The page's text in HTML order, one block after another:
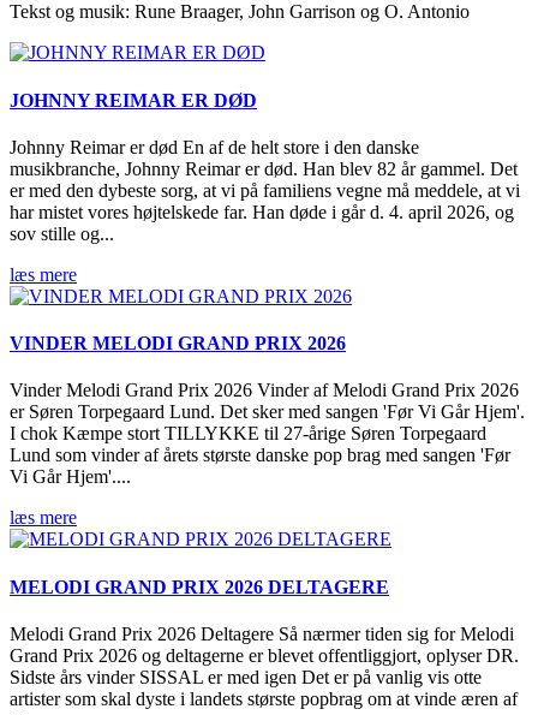
Tekst og musik: Rune Braager, John Garrison og O. Antonio
JOHNNY REIMAR ER DØD
Johnny Reimar er død En af de helt store i den danske
musikbranche, Johnny Reimar er død. Han blev 82 år gammel. Det
er med den dybeste sorg, at vi på familiens vegne må meddele, at vi
har mistet vores højtelskede far. Han døde i går d. 4. april 2026, og
sov stille og...
læs mere
VINDER MELODI GRAND PRIX 2026
Vinder Melodi Grand Prix 2026 Vinder af Melodi Grand Prix 2026
er Søren Torpegaard Lund. Det sker med sangen 'Før Vi Går Hjem'.
I chok Kæmpe stort TILLYKKE til 27-årige Søren Torpegaard
Lund som vinder af årets største danske pop brag med sangen 'Før
Vi Går Hjem'....
læs mere
MELODI GRAND PRIX 2026 DELTAGERE
Melodi Grand Prix 2026 Deltagere Så nærmer tiden sig for Melodi
Grand Prix 2026 og deltagerne er blevet offentliggjort, oplyser DR.
Sidste års vinder SISSAL er med igen Det er på vanlig vis otte
artister som skal dyste i landets største popbrag om at vinde æren af